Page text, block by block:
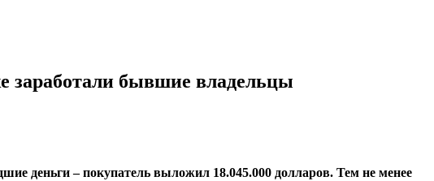
заработали бывшие владельцы
деньги – покупатель выложил 18.045.000 долларов. Тем не менее